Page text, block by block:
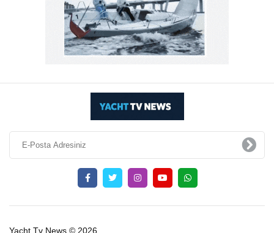
Yacht Tv News © 2026